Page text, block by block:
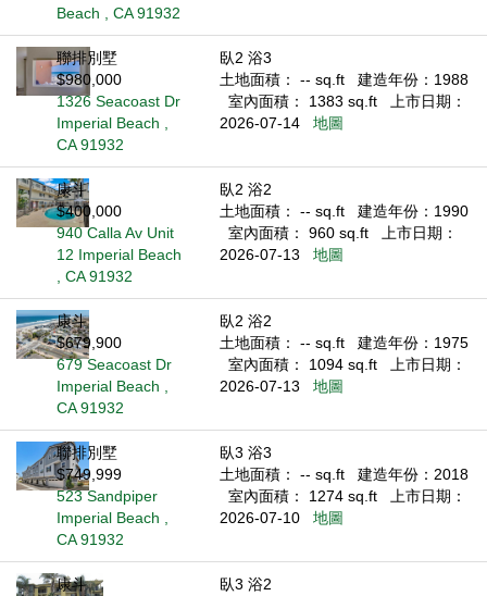
Beach , CA 91932
聯排別墅
$980,000
1326 Seacoast Dr
Imperial Beach ,
CA 91932
臥2 浴3
土地面積： -- sq.ft
建造年份：1988
室內面積： 1383 sq.ft
上市日期：
2026-07-14
地圖
康斗
$400,000
940 Calla Av Unit
12 Imperial Beach
, CA 91932
臥2 浴2
土地面積： -- sq.ft
建造年份：1990
室內面積： 960 sq.ft
上市日期：
2026-07-13
地圖
康斗
$679,900
679 Seacoast Dr
Imperial Beach ,
CA 91932
臥2 浴2
土地面積： -- sq.ft
建造年份：1975
室內面積： 1094 sq.ft
上市日期：
2026-07-13
地圖
聯排別墅
$749,999
523 Sandpiper
Imperial Beach ,
CA 91932
臥3 浴3
土地面積： -- sq.ft
建造年份：2018
室內面積： 1274 sq.ft
上市日期：
2026-07-10
地圖
康斗
臥3 浴2